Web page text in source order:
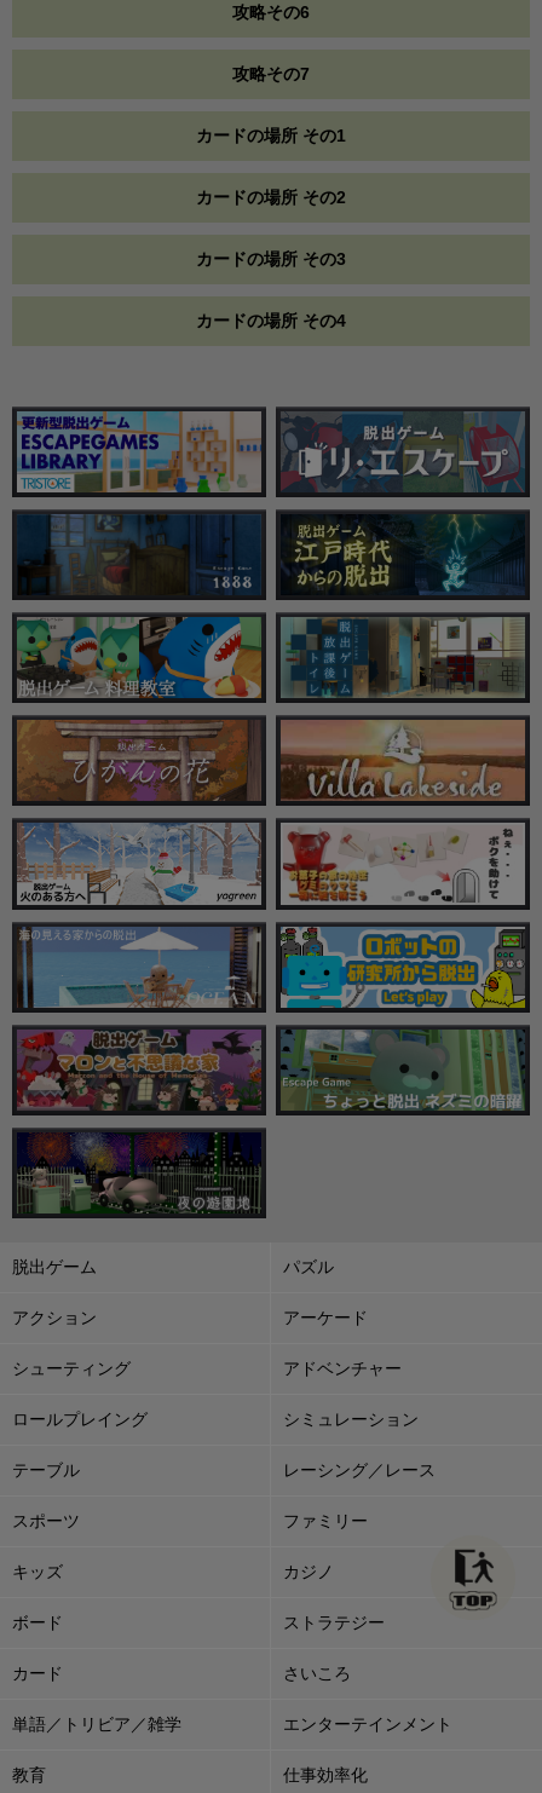
攻略その6
攻略その7
カードの場所 その1
カードの場所 その2
カードの場所 その3
カードの場所 その4
脱出ゲーム パズル
アクション アーケード
シューティング アドベンチャー
ロールプレイング シミュレーション
テーブル レーシング／レース
スポーツ ファミリー
キッズ カジノ
ボード ストラテジー
カード さいころ
単語／トリビア／雑学 エンターテインメント
教育 仕事効率化